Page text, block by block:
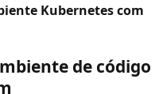
Kubernetes com
de código